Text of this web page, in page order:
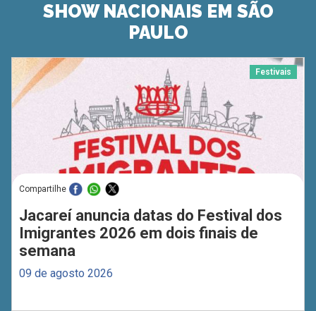
SHOW NACIONAIS EM SÃO
PAULO
Festivais
Compartilhe
Jacareí anuncia datas do Festival dos
Imigrantes 2026 em dois finais de
semana
09 de agosto 2026